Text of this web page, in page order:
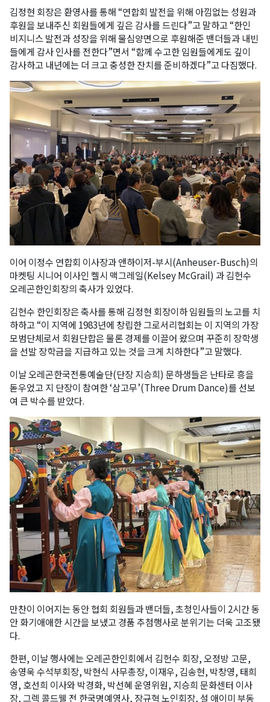
김정현 회장은 환영사를 통해 “연합회 발전을 위해 아낌없는 성원과
후원을 보내주신 회원들에게 깊은 감사를 드린다”고 말하고 “한인
비지니스 발전과 성장을 위해 물심양면으로 후원해준 밴더들과 내빈
들에게 감사 인사를 전한다”면서 “함께 수고한 임원들에게도 깊이
감사하고 내년에는 더 크고 충성한 잔치를 준비하겠다”고 다짐했다.
이어 이정수 연합회 이사장과 앤하이저-부시(Anheuser-Busch)의
마켓팅 시니어 이사인 켈시 맥그레일(Kelsey McGrail) 과 김헌수
오레곤한인회장의 축사가 있었다.
김헌수 한인회장은 축사를 통해 김정현 회장이하 임원들의 노고를 치
하하고 “이 지역에 1983년에 창립한 그로서리협회는 이 지역의 가장
모범단체로서 회원단합은 물론 경제를 이끌어 왔으며 꾸준히 장학생
을 선발 장학금을 지급하고 있는 것을 크게 치하한다”고 말했다.
이날 오레곤한국전통예술단(단장 지승희) 문하생들은 난타로 흥을
돋우었고 지 단장이 참여한 ‘삼고무’(Three Drum Dance)를 선보
여 큰 박수를 받았다.
만찬이 이어지는 동안 협회 회원들과 밴더들, 초청인사들이 2시간 동
안 화기애애한 시간을 보냈고 경품 추첨행사로 분위기는 더욱 고조됐
다.
한편, 이날 행사에는 오레곤한인회에서 김헌수 회장, 오정방 고문,
송영욱 수석부회장, 박현식 사무총장, 이재우, 김송현, 박창영, 태희
영, 호선희 이사와 박경화, 박선혜 운영위원, 지승희 문화센터 이사
장, 그렉 콜드웰 전 한국명예영사, 장규혁 노인회장, 설 애이미 부동